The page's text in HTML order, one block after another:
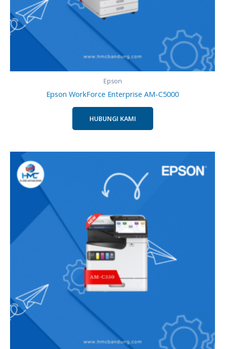
Epson
Epson WorkForce Enterprise AM-C5000
HUBUNGI KAMI